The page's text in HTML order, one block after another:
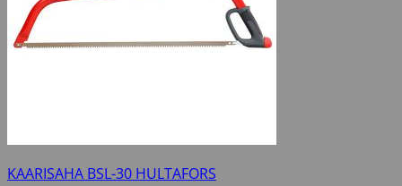
KAARISAHA BSL-30 HULTAFORS